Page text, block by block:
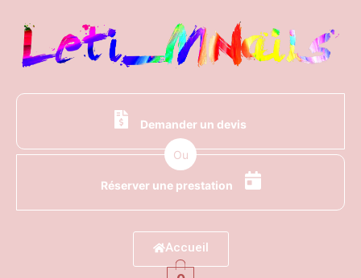
Demander un devis
Ou
Réserver une prestation
Accueil